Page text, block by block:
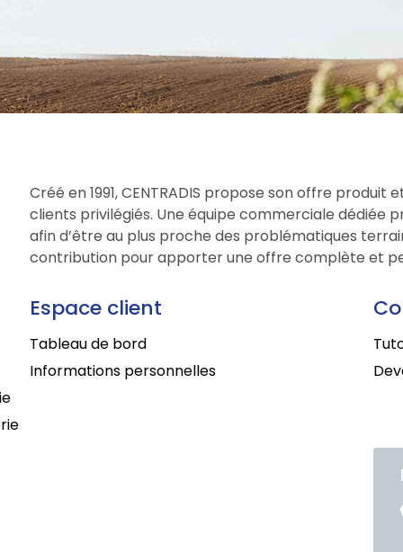
Créé en 1991, CENTRADIS propose son offre produit
clients privilégiés. Une équipe commerciale dédiée
afin d’être au plus proche des problématiques
contribution pour apporter une offre complète et
Espace client
Tableau de bord
Informations personnelles